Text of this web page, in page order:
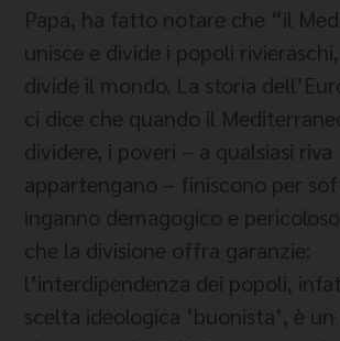
Papa, ha fatto notare che “il
unisce e divide i popoli
divide il mondo. La storia
ci dice che quando il
dividere, i poveri – a qualsiasi riva
appartengano – finiscono per
inganno demagogico e
che la divisione offra garanzie:
l’interdipendenza dei popoli,
scelta ideologica ‘buonista’, è